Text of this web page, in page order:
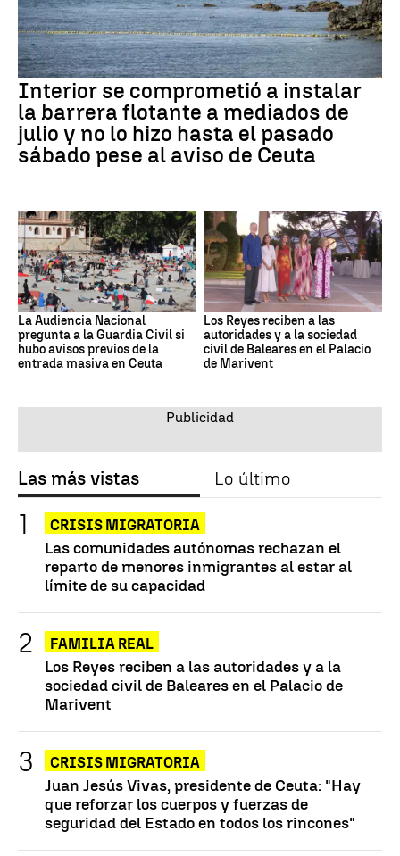
Interior se comprometió a instalar
la barrera flotante a mediados de
julio y no lo hizo hasta el pasado
sábado pese al aviso de Ceuta
La Audiencia Nacional
pregunta a la Guardia Civil si
hubo avisos previos de la
entrada masiva en Ceuta
Los Reyes reciben a las
autoridades y a la sociedad
civil de Baleares en el Palacio
de Marivent
Las más vistas Lo último
CRISIS MIGRATORIA
Las comunidades autónomas rechazan el
reparto de menores inmigrantes al estar al
límite de su capacidad
FAMILIA REAL
Los Reyes reciben a las autoridades y a la
sociedad civil de Baleares en el Palacio de
Marivent
CRISIS MIGRATORIA
Juan Jesús Vivas, presidente de Ceuta: "Hay
que reforzar los cuerpos y fuerzas de
seguridad del Estado en todos los rincones"